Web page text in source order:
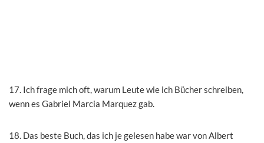
17. Ich frage mich oft, warum Leute wie ich Bücher schreiben,
wenn es Gabriel Marcia Marquez gab.
18. Das beste Buch, das ich je gelesen habe war von Albert